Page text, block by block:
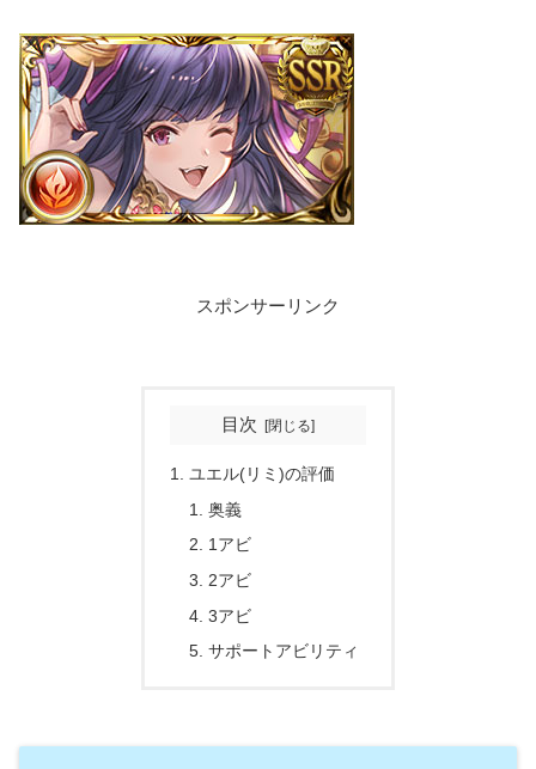
スポンサーリンク
目次
ユエル(リミ)の評価
奥義
1アビ
2アビ
3アビ
サポートアビリティ